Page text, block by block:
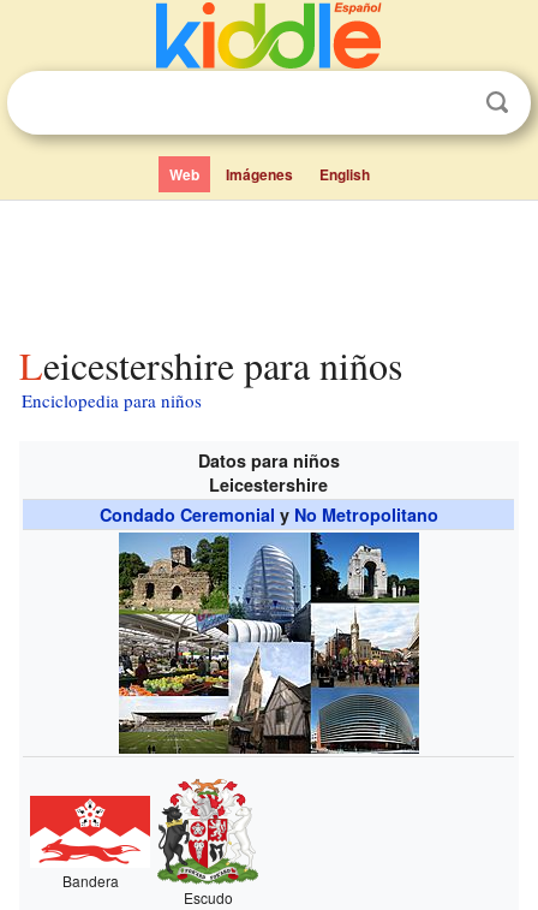
Web Imágenes English
Leicestershire para niños
Enciclopedia para niños
Datos para niños
Leicestershire
Condado Ceremonial y No Metropolitano
Bandera
Escudo